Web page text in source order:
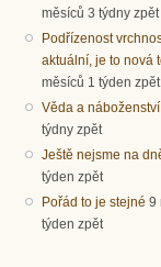
měsíců 3 týdny zpět
Podřízenost
aktuální, je to nová
měsíců 1 týden zpět
Věda a náboženství
týdny zpět
Ještě nejsme na
týden zpět
Pořád to je stejné 9
týden zpět